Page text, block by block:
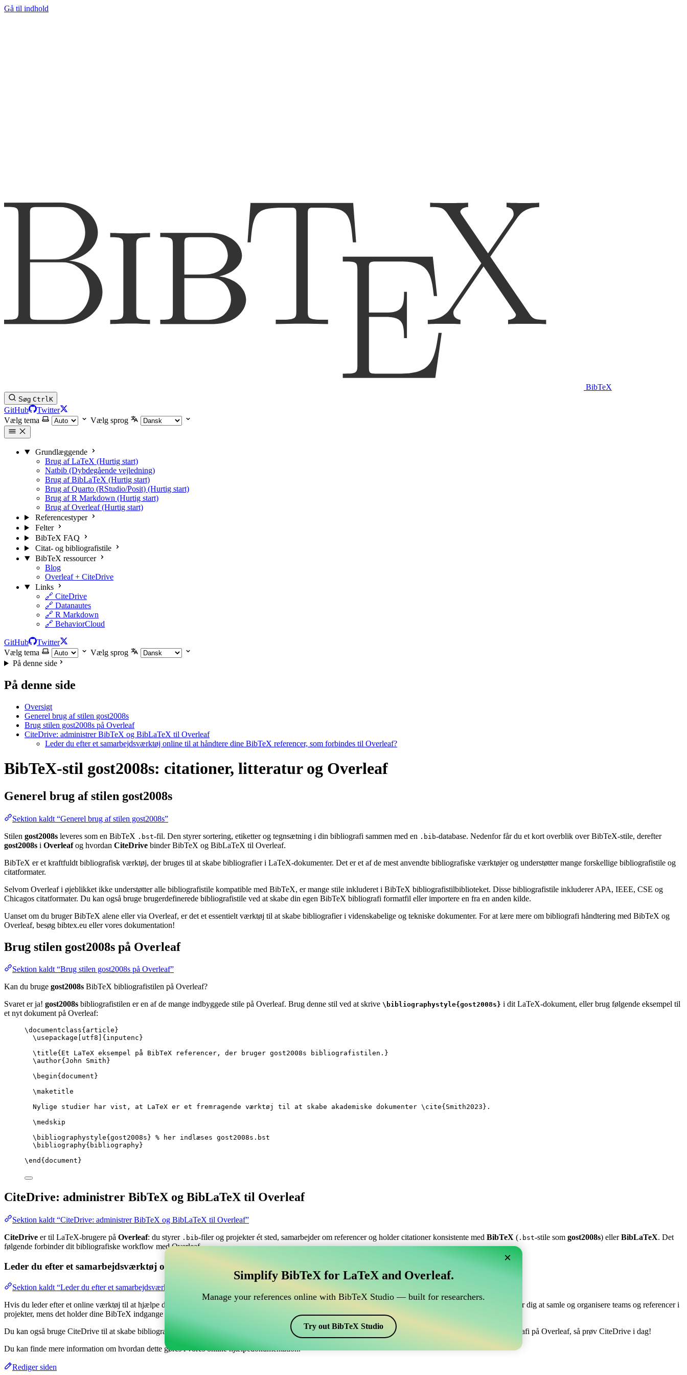
Gå til indhold
BibTeX
Søg CtrlK
GitHub
Twitter
Vælg tema
Vælg sprog
Grundlæggende
Brug af LaTeX (Hurtig start)
Natbib (Dybdegående vejledning)
Brug af BibLaTeX (Hurtig start)
Brug af Quarto (RStudio/Posit) (Hurtig start)
Brug af R Markdown (Hurtig start)
Brug af Overleaf (Hurtig start)
Referencestyper
Felter
BibTeX FAQ
Citat- og bibliografistile
BibTeX ressourcer
Blog
Overleaf + CiteDrive
Links
🔗 CiteDrive
🔗 Datanautes
🔗 R Markdown
🔗 BehaviorCloud
GitHub
Twitter
Vælg tema
Vælg sprog
På denne side
På denne side
Oversigt
Generel brug af stilen gost2008s
Brug stilen gost2008s på Overleaf
CiteDrive: administrer BibTeX og BibLaTeX til Overleaf
Leder du efter et samarbejdsværktøj online til at håndtere dine BibTeX referencer, som forbindes til Overleaf?
BibTeX-stil gost2008s: citationer, litteratur og Overleaf
Generel brug af stilen gost2008s
Sektion kaldt “Generel brug af stilen gost2008s”
Stilen gost2008s leveres som en BibTeX .bst-fil. Den styrer sortering, etiketter og tegnsætning i din bibliografi sammen med en .bib-database. Nedenfor får du et kort overblik over BibTeX-stile, derefter
gost2008s i Overleafog hvordan CiteDrive binder BibTeX og BibLaTeX til Overleaf.
BibTeX er et kraftfuldt bibliografisk værktøj, der bruges til at skabe bibliografier i LaTeX-dokumenter. Det er et af de mest anvendte bibliografiske værktøjer og understøtter mange forskellige bibliografistile og
citatformater.
Selvom Overleaf i øjeblikket ikke understøtter alle bibliografistile kompatible med BibTeX, er mange stile inkluderet i BibTeX bibliografistilbiblioteket. Disse bibliografistile inkluderer APA, IEEE, CSE og
Chicagos citatformater. Du kan også bruge brugerdefinerede bibliografistile ved at skabe din egen BibTeX bibliografi formatfil eller importere en fra en anden kilde.
Uanset om du bruger BibTeX alene eller via Overleaf, er det et essentielt værktøj til at skabe bibliografier i videnskabelige og tekniske dokumenter. For at lære mere om bibliografi håndtering med BibTeX og
Overleaf, besøg bibtex.eu eller vores dokumentation!
Brug stilen gost2008s på Overleaf
Sektion kaldt “Brug stilen gost2008s på Overleaf”
Kan du bruge gost2008s BibTeX bibliografistilen på Overleaf?
Svaret er ja! gost2008s bibliografistilen er en af de mange indbyggede stile på Overleaf. Brug denne stil ved at skrive \bibliographystyle{gost2008s} i dit LaTeX-dokument, eller brug følgende eksempel til
et nyt dokument på Overleaf:
\documentclass{ article }
\usepackage
utf8 ]{ inputenc }
\title{Et LaTeX eksempel på BibTeX referencer, der bruger gost2008s bibliografistilen.}
\author{John Smith}
\begin{ document }
\maketitle
Nylige studier har vist, at LaTeX er et fremragende værktøj til at skabe akademiske dokumenter \cite{ Smith2023 }.
\medskip
\bibliographystyle{gost2008s} % her indlæses gost2008s.bst
\bibliography{bibliography}
\end { document }
CiteDrive: administrer BibTeX og BibLaTeX til Overleaf
Sektion kaldt “CiteDrive: administrer BibTeX og BibLaTeX til Overleaf”
CiteDrive er til LaTeX-brugere på Overleaf: du styrer .bib-filer og projekter ét sted, samarbejder om referencer og holder citationer konsistente med BibTeX ( .bst-stile som gost2008s) ellerBibLaTeX. Det
følgende forbinder dit bibliografiske workflow med Overleaf.
Leder du efter et samarbejdsværktøj online til at håndtere dine BibTeX referencer, som forbindes til Overleaf?
Sektion kaldt “Leder du efter et samarbejdsværktøj online til at håndtere dine BibTeX referencer, som forbindes til Overleaf?”
Hvis du leder efter et online værktøj til at hjælpe dig med at håndtere dine referencer, citater og bibliografi på Overleaf, så kan CiteDrive være perfekt! Det tillader dig at samle og organisere teams og referencer i
projekter, mens det holder dine BibTeX indgange opdateret i dit Overleaf projekt.
Du kan også bruge CiteDrive til at skabe bibliografier og citater i forskellige stile, inklusiv gost2008s. Så hvis du leder efter en nem måde at håndtere din bibliografi på Overleaf, så prøv CiteDrive i dag!
Du kan finde mere information om hvordan dette gøres i vores online hjælpedokumentation.
Rediger siden
×
Simplify BibTeX for LaTeX and Overleaf.
Manage your references online with BibTeX Studio — built for researchers.
Try out BibTeX Studio